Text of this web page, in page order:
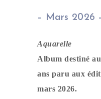
– Mars 2026
Aquarelle
Album destiné
ans paru aux
mars 2026.